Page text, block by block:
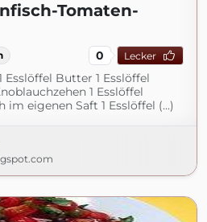
Tomaten-
0 Lecker
Esslöffel Butter 1 Esslöffel
1 Esslöffel
im eigenen Saft 1 Esslöffel (...)